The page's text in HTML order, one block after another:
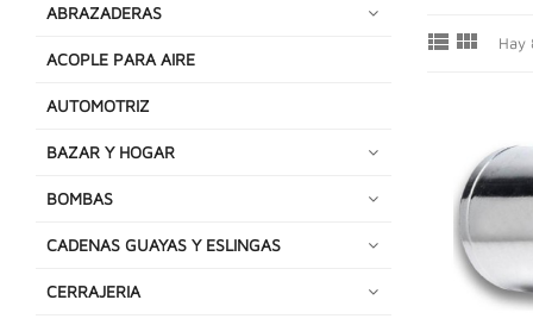
ABRAZADERAS
ACOPLE PARA AIRE
AUTOMOTRIZ
BAZAR Y HOGAR
BOMBAS
CADENAS GUAYAS Y ESLINGAS
CERRAJERIA
  Hay